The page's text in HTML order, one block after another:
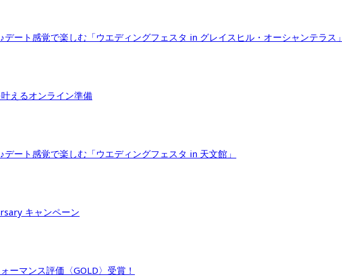
ート感覚で楽しむ「ウエディングフェスタ in グレイスヒル・オーシャンテラス」
えるオンライン準備
ート感覚で楽しむ「ウエディングフェスタ in 天文館」
キャンペーン
ーマンス評価〈GOLD〉受賞！